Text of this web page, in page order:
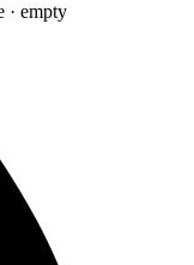
· empty